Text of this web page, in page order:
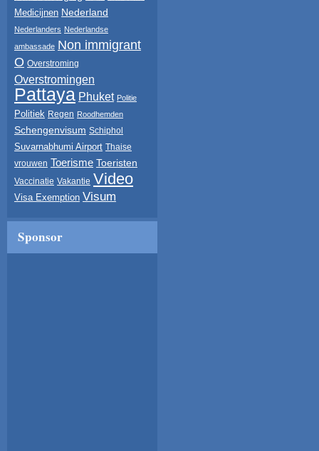
Medicijnen Nederland
Nederlanders Nederlandse
ambassade Non immigrant
O Overstroming
Overstromingen
Pattaya Phuket Politie
Politiek Regen Roodhemden
Schengenvisum Schiphol
Suvarnabhumi Airport Thaise
vrouwen Toerisme Toeristen
Vaccinatie Vakantie Video
Visa Exemption Visum
Sponsor